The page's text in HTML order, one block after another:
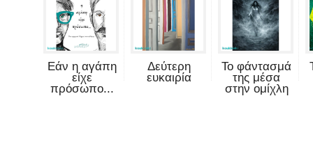
Εάν η αγάπη
είχε
πρόσωπο...
Δεύτερη
ευκαιρία
Το φάντασμά
της μέσα
στην ομίχλη